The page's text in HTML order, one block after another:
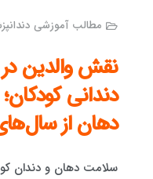
مطالب آموزشی
نقش والدین
دندانی
دهان از
سلامت دهان و دندان